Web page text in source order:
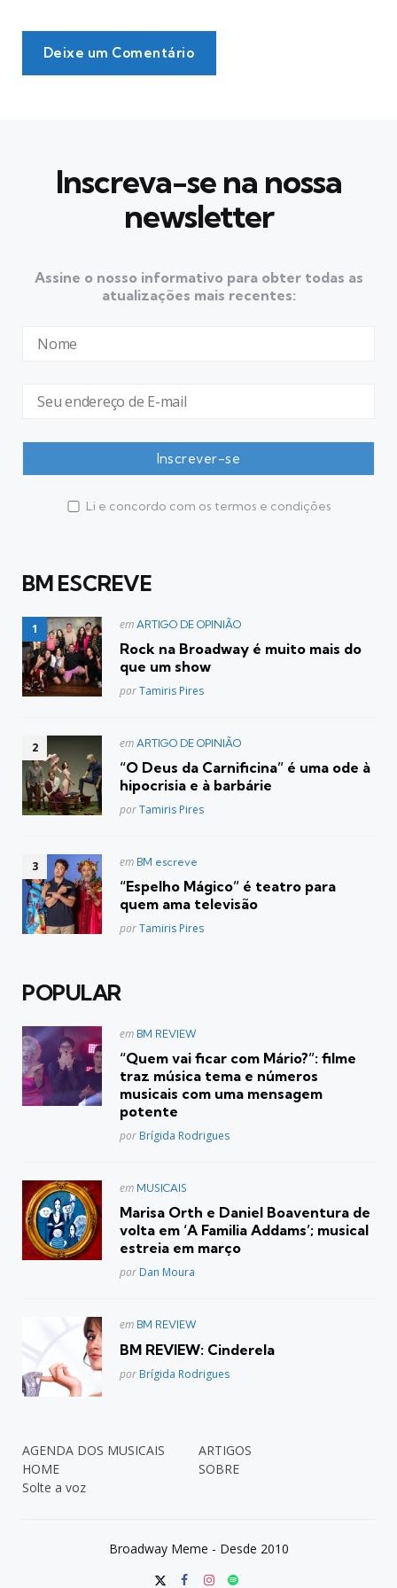
Deixe um Comentário
Inscreva-se na nossa
newsletter
Assine o nosso informativo para obter todas as
atualizações mais recentes:
Li e concordo com os termos e condições
BM ESCREVE
Postado
em ARTIGO DE OPINIÃO
Rock na Broadway é muito mais do
que um show
Posted
porTamiris Pires
Postado
em ARTIGO DE OPINIÃO
“O Deus da Carnificina” é uma ode à
hipocrisia e à barbárie
Posted
porTamiris Pires
Postado
em BM escreve
“Espelho Mágico” é teatro para
quem ama televisão
Posted
porTamiris Pires
POPULAR
Postado
em BM REVIEW
“Quem vai ficar com Mário?”: filme
traz música tema e números
musicais com uma mensagem
potente
Posted
por Brígida Rodrigues
Postado
em MUSICAIS
Marisa Orth e Daniel Boaventura de
volta em ‘A Familia Addams’; musical
estreia em março
Posted
por Dan Moura
Postado
em BM REVIEW
BM REVIEW: Cinderela
Posted
por Brígida Rodrigues
AGENDA DOS MUSICAIS
ARTIGOS
HOME
SOBRE
Solte a voz
Broadway Meme - Desde 2010